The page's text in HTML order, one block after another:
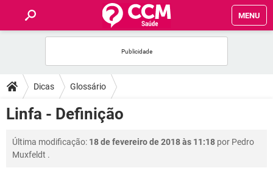
MENU
FÓRUM
SAÚDE
FAMÍLIA
Dicas Glossário
Linfa - Definição
Última modificação: 18 de fevereiro de 2018 às 11:18 por Pedro
Muxfeldt .